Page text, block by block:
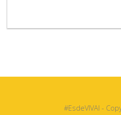
#EsdeVIVAI -